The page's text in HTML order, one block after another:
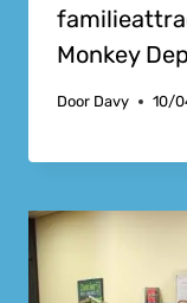
Monkey
Door Davy 10/